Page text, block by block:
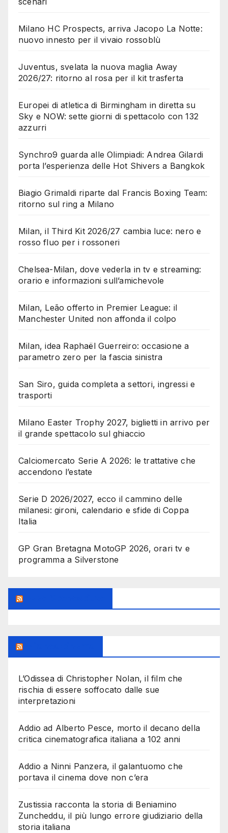
Milano HC Prospects, arriva Jacopo La Notte:
nuovo innesto per il vivaio rossoblù
Juventus, svelata la nuova maglia Away
2026/27: ritorno al rosa per il kit trasferta
Europei di atletica di Birmingham in diretta su
Sky e NOW: sette giorni di spettacolo con 132
azzurri
Synchro9 guarda alle Olimpiadi: Andrea Gilardi
porta l’esperienza delle Hot Shivers a Bangkok
Biagio Grimaldi riparte dal Francis Boxing Team:
ritorno sul ring a Milano
Milan, il Third Kit 2026/27 cambia luce: nero e
rosso fluo per i rossoneri
Chelsea-Milan, dove vederla in tv e streaming:
orario e informazioni sull’amichevole
Milan, Leão offerto in Premier League: il
Manchester United non affonda il colpo
Milan, idea Raphaël Guerreiro: occasione a
parametro zero per la fascia sinistra
San Siro, guida completa a settori, ingressi e
trasporti
Milano Easter Trophy 2027, biglietti in arrivo per
il grande spettacolo sul ghiaccio
Calciomercato Serie A 2026: le trattative che
accendono l’estate
Serie D 2026/2027, ecco il cammino delle
milanesi: gironi, calendario e sfide di Coppa
Italia
GP Gran Bretagna MotoGP 2026, orari tv e
programma a Silverstone
L’Odissea di Christopher Nolan, il film che
rischia di essere soffocato dalle sue
interpretazioni
Addio ad Alberto Pesce, morto il decano della
critica cinematografica italiana a 102 anni
Addio a Ninni Panzera, il galantuomo che
portava il cinema dove non c’era
Zustissia racconta la storia di Beniamino
Zuncheddu, il più lungo errore giudiziario della
storia italiana